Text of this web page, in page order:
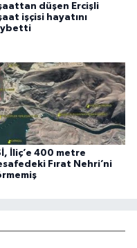
düşen Ercişli
işçisi hayatını
İliç’e 400 metre
Fırat Nehri’ni